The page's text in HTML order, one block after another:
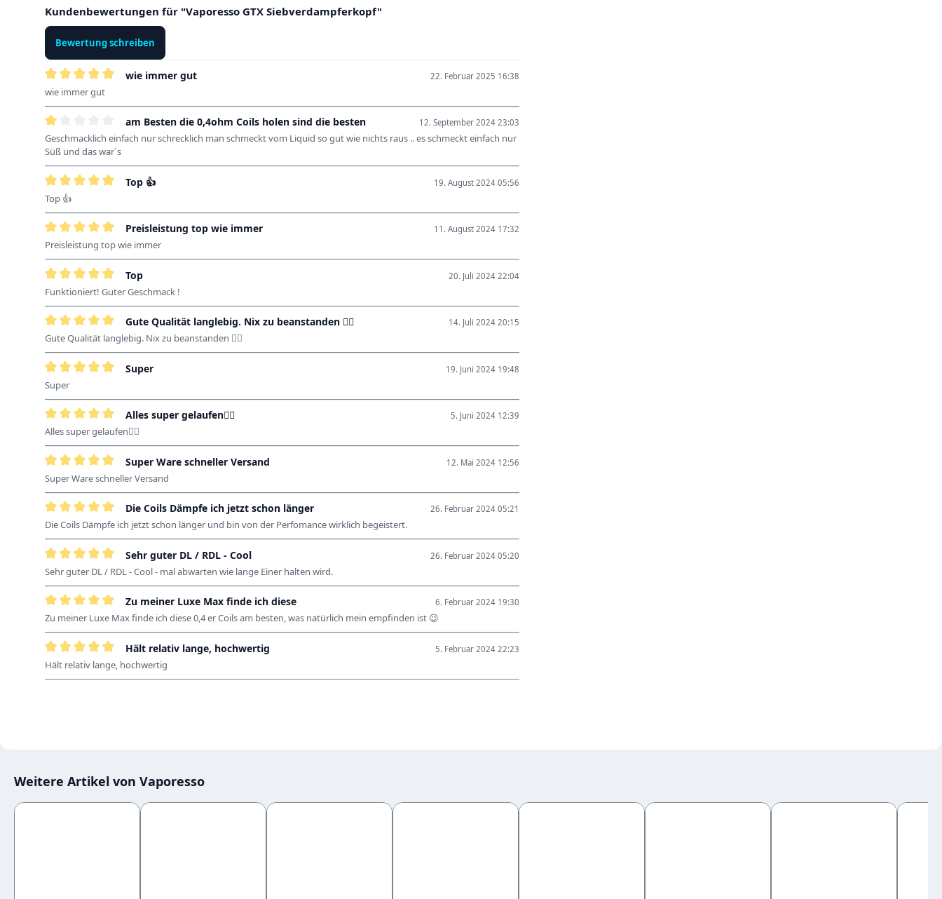
Kundenbewertungen für "Vaporesso GTX Siebverdampferkopf"
Bewertung schreiben
22. Februar 2025 16:38
Bewertung mit 5 von 5 Sternen
wie immer gut
wie immer gut
12. September 2024 23:03
Bewertung mit 1 von 5 Sternen
am Besten die 0,4ohm Coils holen sind die besten
Geschmacklich einfach nur schrecklich man schmeckt vom Liquid so gut wie nichts raus .. es schmeckt einfach nur
Süß und das war´s
19. August 2024 05:56
Bewertung mit 5 von 5 Sternen
Top 👍
Top 👍
11. August 2024 17:32
Bewertung mit 5 von 5 Sternen
Preisleistung top wie immer
Preisleistung top wie immer
20. Juli 2024 22:04
Bewertung mit 5 von 5 Sternen
Top
Funktioniert! Guter Geschmack !
14. Juli 2024 20:15
Bewertung mit 5 von 5 Sternen
Gute Qualität langlebig. Nix zu beanstanden 👍🏽
Gute Qualität langlebig. Nix zu beanstanden 👍🏽
19. Juni 2024 19:48
Bewertung mit 5 von 5 Sternen
Super
Super
5. Juni 2024 12:39
Bewertung mit 5 von 5 Sternen
Alles super gelaufen👍🏻
Alles super gelaufen👍🏻
12. Mai 2024 12:56
Bewertung mit 5 von 5 Sternen
Super Ware schneller Versand
Super Ware schneller Versand
26. Februar 2024 05:21
Bewertung mit 5 von 5 Sternen
Die Coils Dämpfe ich jetzt schon länger
Die Coils Dämpfe ich jetzt schon länger und bin von der Perfomance wirklich begeistert.
26. Februar 2024 05:20
Bewertung mit 5 von 5 Sternen
Sehr guter DL / RDL - Cool
Sehr guter DL / RDL - Cool - mal abwarten wie lange Einer halten wird.
6. Februar 2024 19:30
Bewertung mit 5 von 5 Sternen
Zu meiner Luxe Max finde ich diese
Zu meiner Luxe Max finde ich diese 0,4 er Coils am besten, was natürlich mein empfinden ist 😉
5. Februar 2024 22:23
Bewertung mit 5 von 5 Sternen
Hält relativ lange, hochwertig
Hält relativ lange, hochwertig
Weitere Artikel von Vaporesso
Produktgalerie überspringen